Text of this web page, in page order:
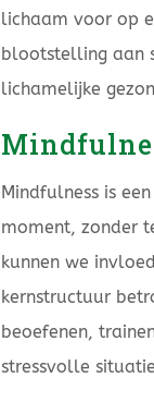
lichaam voor op
blootstelling aan
lichamelijke
Mindfulness is
moment, zonder
kunnen we
kernstructuur
beoefenen,
stressvolle